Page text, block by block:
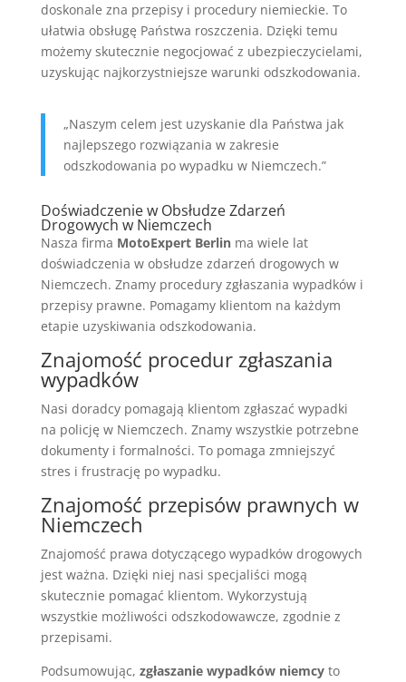
doskonale zna przepisy i procedury niemieckie. To
ułatwia obsługę Państwa roszczenia. Dzięki temu
możemy skutecznie negocjować z ubezpieczycielami,
uzyskując najkorzystniejsze warunki odszkodowania.
„Naszym celem jest uzyskanie dla Państwa jak
najlepszego rozwiązania w zakresie
odszkodowania po wypadku w Niemczech.”
Doświadczenie w Obsłudze Zdarzeń
Drogowych w Niemczech
Nasza firma MotoExpert Berlinma wiele lat
doświadczenia w obsłudze zdarzeń drogowych w
Niemczech. Znamy procedury zgłaszania wypadków i
przepisy prawne. Pomagamy klientom na każdym
etapie uzyskiwania odszkodowania.
Znajomość procedur zgłaszania
wypadków
Nasi doradcy pomagają klientom zgłaszać wypadki
na policję w Niemczech. Znamy wszystkie potrzebne
dokumenty i formalności. To pomaga zmniejszyć
stres i frustrację po wypadku.
Znajomość przepisów prawnych w
Niemczech
Znajomość prawa dotyczącego wypadków drogowych
jest ważna. Dzięki niej nasi specjaliści mogą
skutecznie pomagać klientom. Wykorzystują
wszystkie możliwości odszkodowawcze, zgodnie z
przepisami.
Podsumowując, zgłaszanie wypadków niemcyto